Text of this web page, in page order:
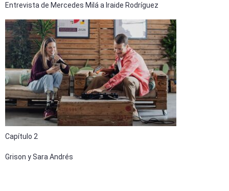
Entrevista de Mercedes Milá a Iraide Rodríguez
Capítulo 2
Grison y Sara Andrés